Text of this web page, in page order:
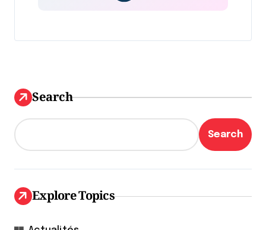
Search
Search
Explore Topics